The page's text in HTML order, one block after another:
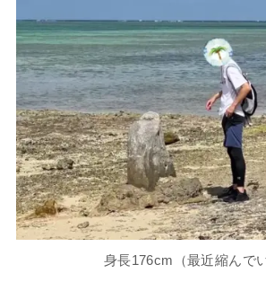
身長176cm（最近縮んで